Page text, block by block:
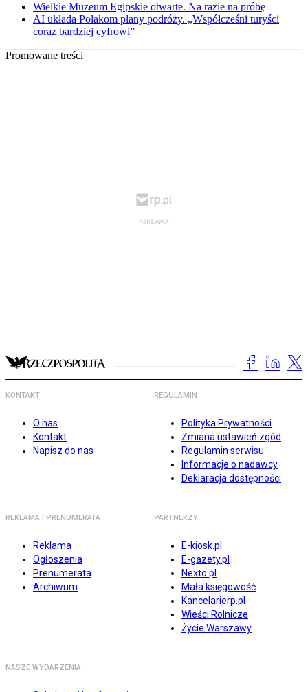
Wielkie Muzeum Egipskie otwarte. Na razie na próbę
AI układa Polakom plany podróży. „Współcześni turyści
coraz bardziej cyfrowi”
Promowane treści
KONTAKT
O nas
Kontakt
Napisz do nas
REGULAMIN
Polityka Prywatności
Zmiana ustawień zgód
Regulamin serwisu
Informacje o nadawcy
Deklaracja dostępności
REKLAMA I PRENUMERATA
Reklama
Ogłoszenia
Prenumerata
Archiwum
PARTNERZY
E-kiosk.pl
E-gazety.pl
Nexto.pl
Mała księgowość
Kancelarierp.pl
Wieści Rolnicze
Życie Warszawy
NASZE WYDARZENIA